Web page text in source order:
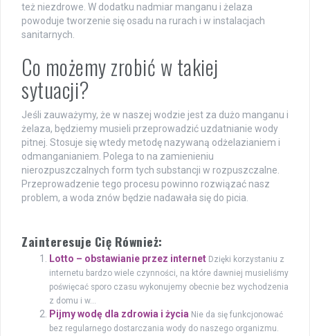
też niezdrowe. W dodatku nadmiar manganu i żelaza
powoduje tworzenie się osadu na rurach i w instalacjach
sanitarnych.
Co możemy zrobić w takiej
sytuacji?
Jeśli zauważymy, że w naszej wodzie jest za dużo manganu i
żelaza, będziemy musieli przeprowadzić uzdatnianie wody
pitnej. Stosuje się wtedy metodę nazywaną odżelazianiem i
odmanganianiem. Polega to na zamienieniu
nierozpuszczalnych form tych substancji w rozpuszczalne.
Przeprowadzenie tego procesu powinno rozwiązać nasz
problem, a woda znów będzie nadawała się do picia.
Zainteresuje Cię Również:
Lotto – obstawianie przez internet Dzięki korzystaniu z
internetu bardzo wiele czynności, na które dawniej musieliśmy
poświęcać sporo czasu wykonujemy obecnie bez wychodzenia
z domu i w...
Pijmy wodę dla zdrowia i życia Nie da się funkcjonować
bez regularnego dostarczania wody do naszego organizmu.